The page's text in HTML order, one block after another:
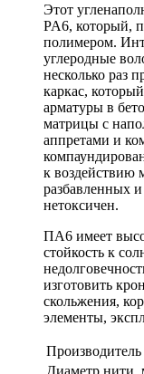
Этот
PA6, который,
полимером.
углеродные
несколько раз
каркас,
арматуры в
матрицы с
аппретами и
к воздействию
разбавленных
нетоксичен.
ПА6 имеет
стойкость к
изготовить
скольжения,
элементы,
Производитель
Диаметр нити,